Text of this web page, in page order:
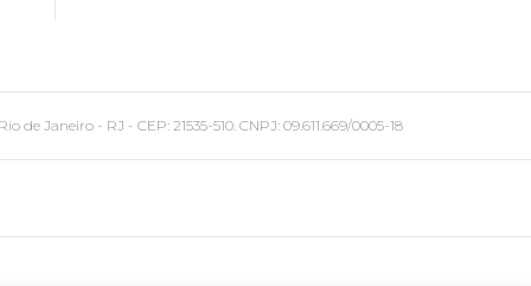
Janeiro - RJ - CEP: 21535-510. CNPJ: 09.611.669/0005-18